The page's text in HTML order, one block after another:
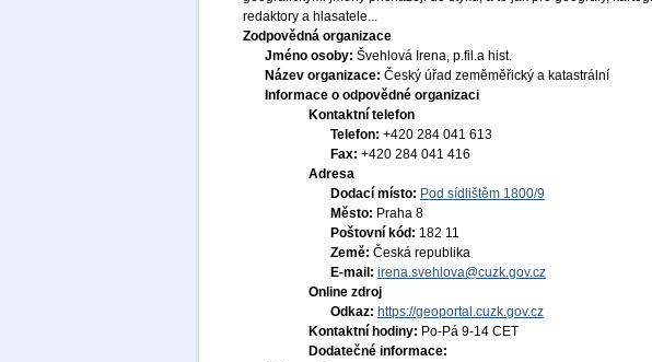
redaktory a hlasatele...
Zodpovědná organizace
Jméno osoby: Švehlová Irena, p.fil.a hist.
Název organizace: Český úřad zeměměřický a katastrální
Informace o odpovědné organizaci
Kontaktní telefon
Telefon: +420 284 041 613
Fax: +420 284 041 416
Adresa
Dodací místo: Pod sídlištěm 1800/9
Město: Praha 8
Poštovní kód: 182 11
Země: Česká republika
E-mail: irena.svehlova@cuzk.gov.cz
Online zdroj
Odkaz: https://geoportal.cuzk.gov.cz
Kontaktní hodiny: Po-Pá 9-14 CET
Dodatečné informace: